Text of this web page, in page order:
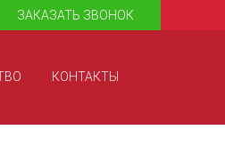
ЗАКАЗАТЬ ЗВОНОК
КОНТАКТЫ